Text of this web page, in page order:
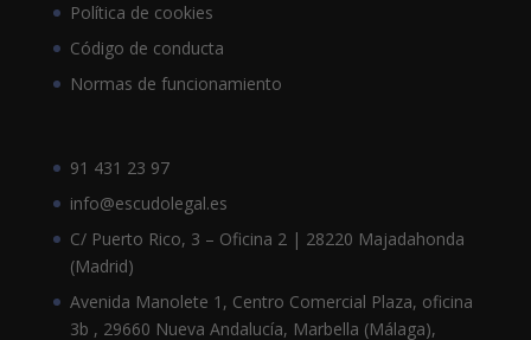
Política de cookies
Código de conducta
Normas de funcionamiento
91 431 23 97
info@escudolegal.es
C/ Puerto Rico, 3 – Oficina 2 | 28220 Majadahonda
(Madrid)
Avenida Manolete 1, Centro Comercial Plaza, oficina
3b , 29660 Nueva Andalucía, Marbella (Málaga),